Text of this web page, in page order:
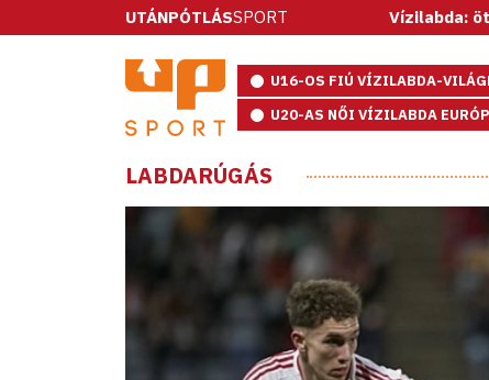
UTÁNPÓTLÁSSPORTVízilabda:
U16-OS FIÚ VÍZILABDA-
U20-AS NŐI VÍZILABDA
LABDARÚGÁS